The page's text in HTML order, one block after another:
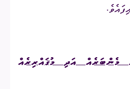
މެންބަރެއް އަދި މުޤައްރިރެއް